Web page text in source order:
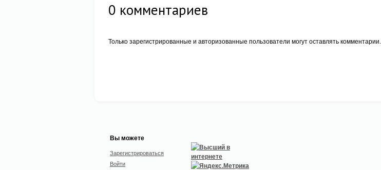
0 комментариев
Только зарегистрированные и авторизованные пользователи могут оставлять комментарии.
Вы можете
Зарегистрироваться
Войти